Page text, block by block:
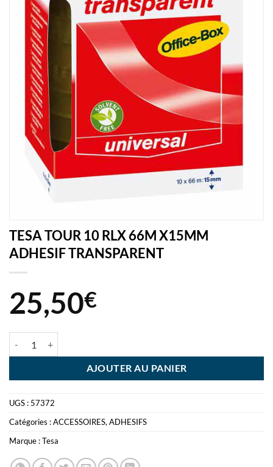
TESA TOUR 10 RLX 66M X15MM
ADHESIF TRANSPARENT
25,50€
AJOUTER AU PANIER
UGS : 57372
Catégories :ACCESSOIRES,ADHESIFS
Marque :Tesa